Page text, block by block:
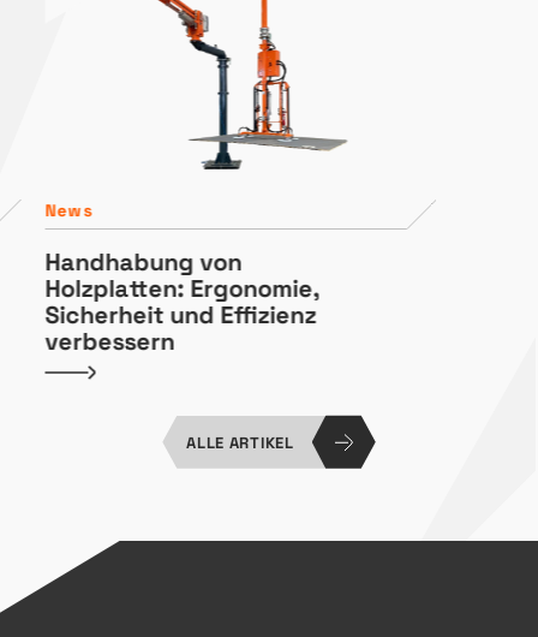
News
Handhabung von
Holzplatten: Ergonomie,
Sicherheit und Effizienz
verbessern
ALLE ARTIKEL